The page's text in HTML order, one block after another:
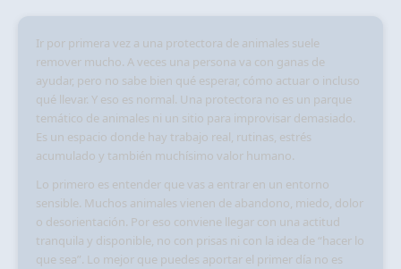
Ir por primera vez a una protectora de animales suele
remover mucho. A veces una persona va con ganas de
ayudar, pero no sabe bien qué esperar, cómo actuar o incluso
qué llevar. Y eso es normal. Una protectora no es un parque
temático de animales ni un sitio para improvisar demasiado.
Es un espacio donde hay trabajo real, rutinas, estrés
acumulado y también muchísimo valor humano.
Lo primero es entender que vas a entrar en un entorno
sensible. Muchos animales vienen de abandono, miedo, dolor
o desorientación. Por eso conviene llegar con una actitud
tranquila y disponible, no con prisas ni con la idea de “hacer lo
que sea”. Lo mejor que puedes aportar el primer día no es